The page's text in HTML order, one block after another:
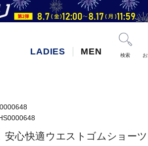
LADIES MEN 検索
安心快適ウエストゴムショー